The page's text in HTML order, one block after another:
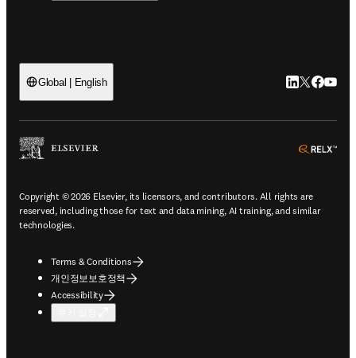
Global | English LinkedIn 새
Twitter 새
Copyright © 2026 Elsevier, its licensors, and contributors. All rights are
reserved, including those for text and data mining, AI training, and similar
technologies.
Terms & Conditions
개인정보보호정책
Accessibility